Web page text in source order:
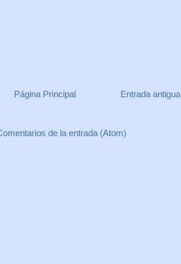
Entrada antigua
Página Principal
de la entrada (Atom)